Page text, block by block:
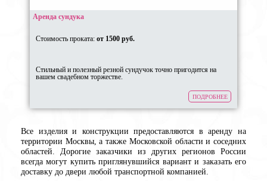
Аренда сундука
Стоимость проката: от 1500 руб.
Стильный и полезный резной сундучок точно пригодится на
вашем свадебном торжестве.
ПОДРОБНЕЕ
Все изделия и конструкции предоставляются в аренду на
территории Москвы, а также Московской области и соседних
областей. Дорогие заказчики из других регионов России
всегда могут купить приглянувшийся вариант и заказать его
доставку до двери любой транспортной компанией.